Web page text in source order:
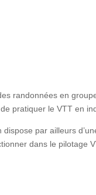
randonnées en
pratiquer le VTT en
dispose par ailleurs
dans le pilotage